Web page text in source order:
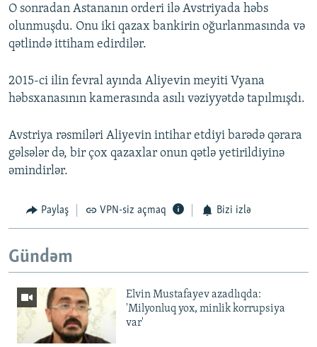
O sonradan Astananın orderi ilə Avstriyada həbs
olunmuşdu. Onu iki qazax bankirin oğurlanmasında və
qətlində ittiham edirdilər.
2015-ci ilin fevral ayında Aliyevin meyiti Vyana
həbsxanasının kamerasında asılı vəziyyətdə tapılmışdı.
Avstriya rəsmiləri Aliyevin intihar etdiyi barədə qərara
gəlsələr də, bir çox qazaxlar onun qətlə yetirildiyinə
əmindirlər.
Paylaş VPN-siz açmaq Bizi izlə
Gündəm
Elvin Mustafayev azadlıqda:
'Milyonluq yox, minlik korrupsiya
var'